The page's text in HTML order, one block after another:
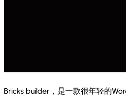
Bricks builder，是一款很年轻的